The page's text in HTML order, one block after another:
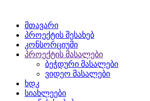
მთავარი
პროექტის შესახებ
კონსორციუმი
პროექტის მასალები
ბეჭდური მასალები
ვიდეო მასალები
ხდკ
სიახლეები